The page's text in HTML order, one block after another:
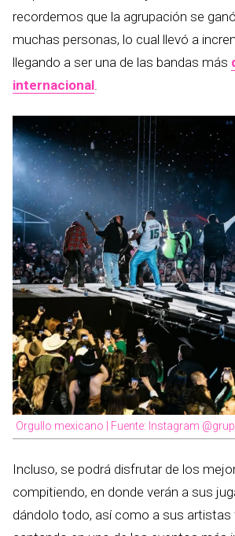
recordemos que la agrupación se
muchas personas, lo cual llevó a
llegando a ser una de las bandas más
internacional.
Orgullo mexicano | Fuente: Instagram
Incluso, se podrá disfrutar de los
compitiendo, en donde verán a sus
dándolo todo, así como a sus